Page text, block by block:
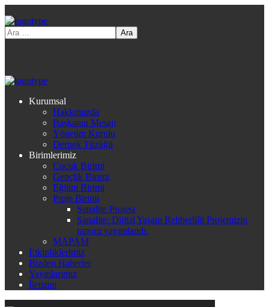
Kurumsal
Hakkımızda
Başkanın Mesajı
Yönetim Kurulu
Dernek Tüzüğü
Birimlerimiz
Çocuk Birimi
Gençlik Birimi
Eğitim Birimi
Proje Birimi
Sanalite Projesi
Sanalite: Dijital Yaşam Rehberliği Projemizin
raporu yayımlandı.
MAPAM
Etkinliklerimiz
Bizden Haberler
Yayınlarımız
İletişim